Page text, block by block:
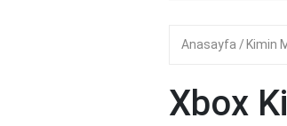
Anasayfa Kimin
Xbox